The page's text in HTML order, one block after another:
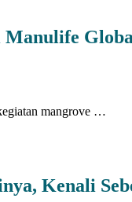
mangrove …
Kenali